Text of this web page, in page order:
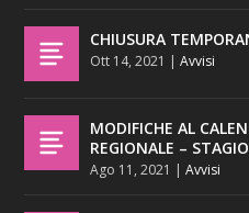
CHIUSURA
Ott 14, 2021 |Avvisi
MODIFICHE AL
REGIONALE –
Ago 11, 2021 |Avvisi